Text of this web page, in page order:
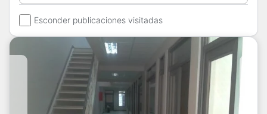
Esconder publicaciones visitadas